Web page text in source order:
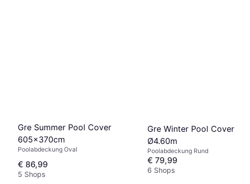
Gre Summer Pool Cover
605x370cm
Poolabdeckung Oval
€ 86,99
5 Shops
Gre Winter Pool Cover
Ø4.60m
Poolabdeckung Rund
€ 79,99
6 Shops